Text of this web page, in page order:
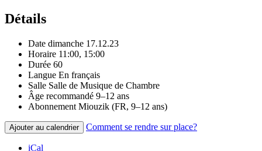
Détails
Date dimanche 17.12.23
Horaire 11:00, 15:00
Durée 60
Langue En français
Salle Salle de Musique de Chambre
Âge recommandé 9–12 ans
Abonnement Miouzik (FR, 9–12 ans)
Ajouter au calendrier Comment se rendre sur place?
iCal